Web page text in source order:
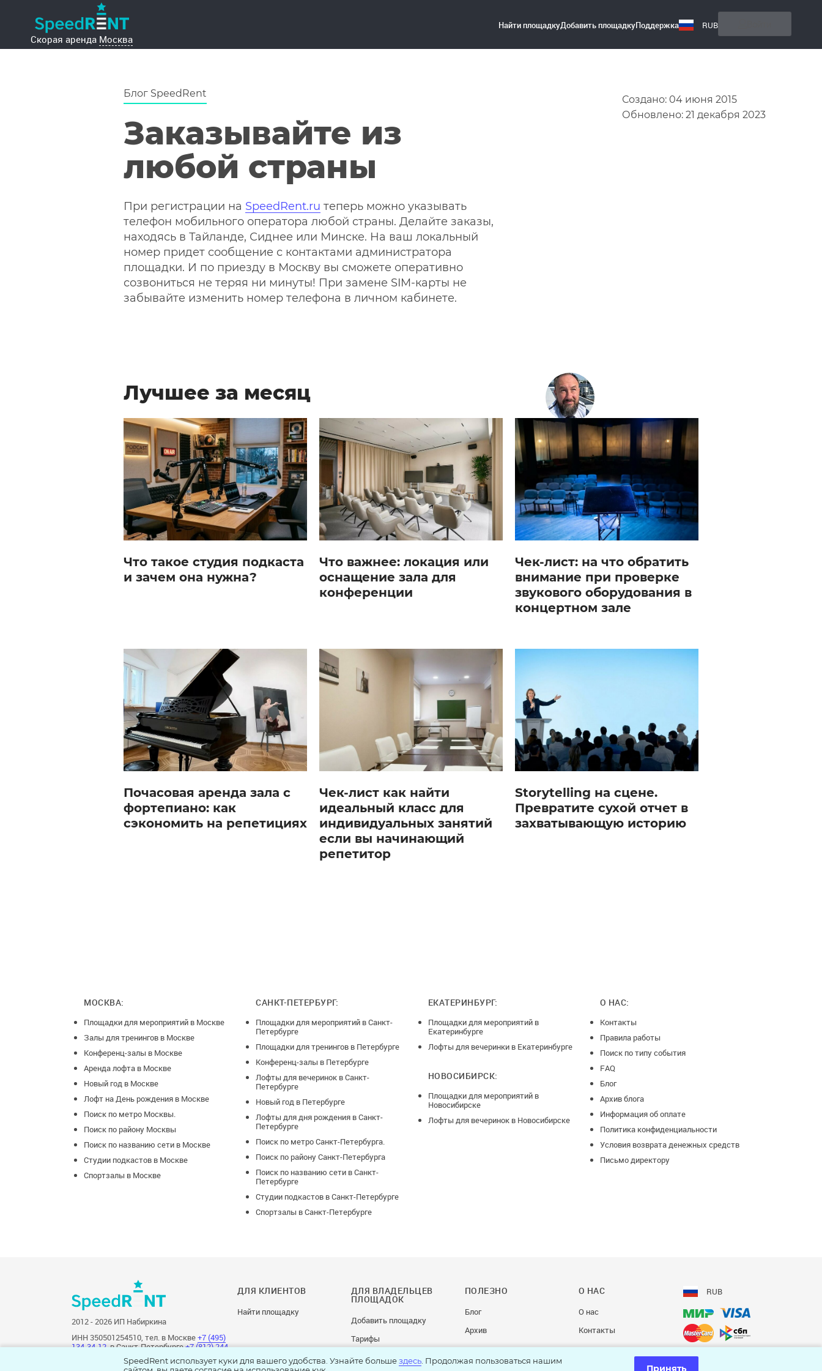
Блог SpeedRent
Создано: 04 июня 2015
Обновлено: 21 декабря 2023
Заказывайте из
любой страны
При регистрации на SpeedRent.ru теперь можно указывать
телефон мобильного оператора любой страны. Делайте заказы,
находясь в Тайланде, Сиднее или Минске. На ваш локальный
номер придет сообщение с контактами администратора
площадки. И по приезду в Москву вы сможете оперативно
созвониться не теряя ни минуты! При замене SIM-карты не
забывайте изменить номер телефона в личном кабинете.
Олег Воробьев
founder Reveltime
Лучшее за месяц
Что такое студия подкаста
и зачем она нужна?
Что важнее: локация или
оснащение зала для
конференции
Чек-лист: на что обратить
внимание при проверке
звукового оборудования в
концертном зале
Почасовая аренда зала с
фортепиано: как
сэкономить на репетициях
Чек-лист как найти
идеальный класс для
индивидуальных занятий
если вы начинающий
репетитор
Storytelling на сцене.
Превратите сухой отчет в
захватывающую историю
МОСКВА:
Площадки для мероприятий в Москве
Залы для тренингов в Москве
Конференц-залы в Москве
Аренда лофта в Москве
Новый год в Москве
Лофт на День рождения в Москве
Поиск по метро Москвы.
Поиск по району Москвы
Поиск по названию сети в Москве
Студии подкастов в Москве
Спортзалы в Москве
САНКТ-ПЕТЕРБУРГ:
Площадки для мероприятий в Санкт-
Петербурге
Площадки для тренингов в Петербурге
Конференц-залы в Петербурге
Лофты для вечеринок в Санкт-
Петербурге
Новый год в Петербурге
Лофты для дня рождения в Санкт-
Петербурге
Поиск по метро Санкт-Петербурга.
Поиск по району Санкт-Петербурга
Поиск по названию сети в Санкт-
Петербурге
Студии подкастов в Санкт-Петербурге
Спортзалы в Санкт-Петербурге
ЕКАТЕРИНБУРГ:
Площадки для мероприятий в
Екатеринбурге
Лофты для вечеринки в Екатеринбурге
НОВОСИБИРСК:
Площадки для мероприятий в
Новосибирске
Лофты для вечеринок в Новосибирске
О НАС:
Контакты
Правила работы
Поиск по типу события
FAQ
Блог
Архив блога
Информация об оплате
Политика конфиденциальности
Условия возврата денежных средств
Письмо директору
2012 - 2026 ИП Набиркина
ИНН 350501254510, тел. в Москве+7 (495)
134-34-12, в Санкт-Петербурге+7 (812) 244-
RUB
ДЛЯ КЛИЕНТОВ
Найти площадку
ДЛЯ ВЛАДЕЛЬЦЕВ
ПЛОЩАДОК
Добавить площадку
Тарифы
ПОЛЕЗНО
Блог
Архив
О НАС
О нас
Контакты
SpeedRent использует куки для вашего удобства. Узнайте большездесь . Продолжая пользоваться нашим
Принять